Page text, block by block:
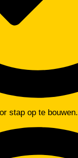
stap op te bouwen.